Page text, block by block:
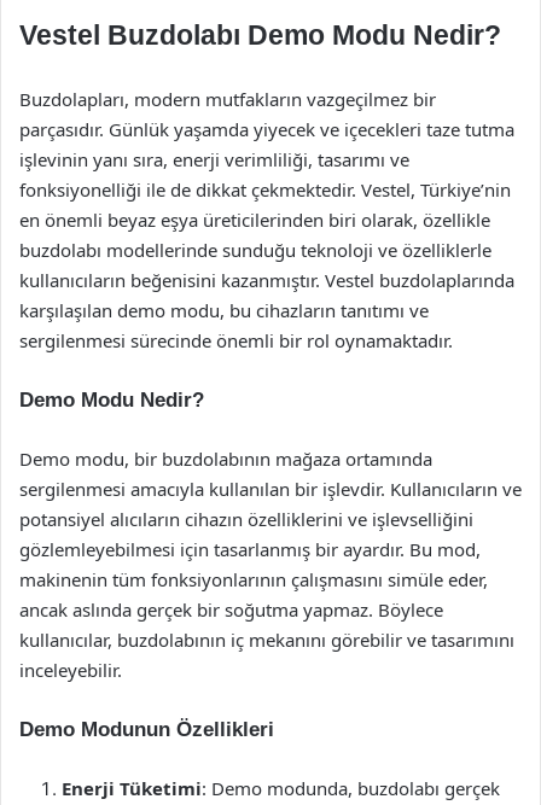
Vestel Buzdolabı Demo Modu Nedir?
Buzdolapları, modern mutfakların vazgeçilmez bir
parçasıdır. Günlük yaşamda yiyecek ve içecekleri taze tutma
işlevinin yanı sıra, enerji verimliliği, tasarımı ve
fonksiyonelliği ile de dikkat çekmektedir. Vestel, Türkiye’nin
en önemli beyaz eşya üreticilerinden biri olarak, özellikle
buzdolabı modellerinde sunduğu teknoloji ve özelliklerle
kullanıcıların beğenisini kazanmıştır. Vestel buzdolaplarında
karşılaşılan demo modu, bu cihazların tanıtımı ve
sergilenmesi sürecinde önemli bir rol oynamaktadır.
Demo Modu Nedir?
Demo modu, bir buzdolabının mağaza ortamında
sergilenmesi amacıyla kullanılan bir işlevdir. Kullanıcıların ve
potansiyel alıcıların cihazın özelliklerini ve işlevselliğini
gözlemleyebilmesi için tasarlanmış bir ayardır. Bu mod,
makinenin tüm fonksiyonlarının çalışmasını simüle eder,
ancak aslında gerçek bir soğutma yapmaz. Böylece
kullanıcılar, buzdolabının iç mekanını görebilir ve tasarımını
inceleyebilir.
Demo Modunun Özellikleri
Enerji Tüketimi: Demo modunda, buzdolabı gerçek